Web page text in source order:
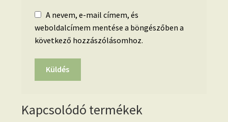
A nevem, e-mail címem, és
weboldalcímem mentése a böngészőben a
következő hozzászólásomhoz.
Kapcsolódó termékek